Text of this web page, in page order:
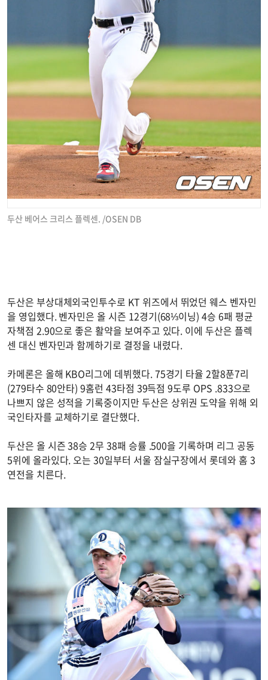
두산 베어스 크리스 플렉센. /OSEN DB
두산은 부상대체외국인투수로 KT 위즈에서 뛰었던 웨스 벤자민
을 영입했다. 벤자민은 올 시즌 12경기(68⅓이닝) 4승 6패 평균
자책점 2.90으로 좋은 활약을 보여주고 있다. 이에 두산은 플렉
센 대신 벤자민과 함께하기로 결정을 내렸다.
카메론은 올해 KBO리그에 데뷔했다. 75경기 타율 2할8푼7리
(279타수 80안타) 9홈런 43타점 39득점 9도루 OPS .833으로
나쁘지 않은 성적을 기록중이지만 두산은 상위권 도약을 위해 외
국인타자를 교체하기로 결단했다.
두산은 올 시즌 38승 2무 38패 승률 .500을 기록하며 리그 공동
5위에 올라있다. 오는 30일부터 서울 잠실구장에서 롯데와 홈 3
연전을 치른다.